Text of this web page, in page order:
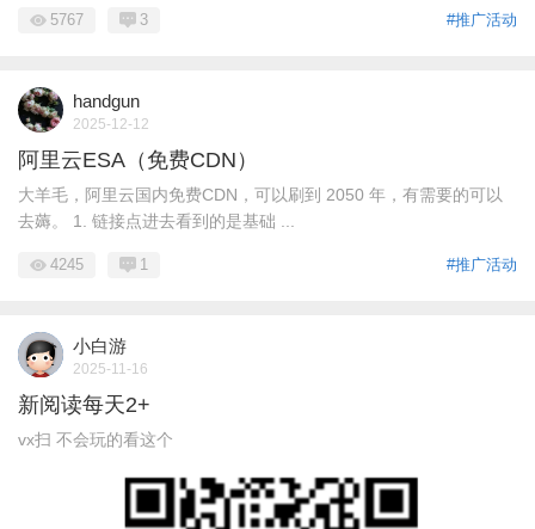
#推广活动
5767 3
handgun
2025-12-12
阿里云ESA（免费CDN）
大羊毛，阿里云国内免费CDN，可以刷到 2050 年，有需要的可以
去薅。 1. 链接点进去看到的是基础 ...
#推广活动
4245 1
小白游
2025-11-16
新阅读每天2+
vx扫 不会玩的看这个